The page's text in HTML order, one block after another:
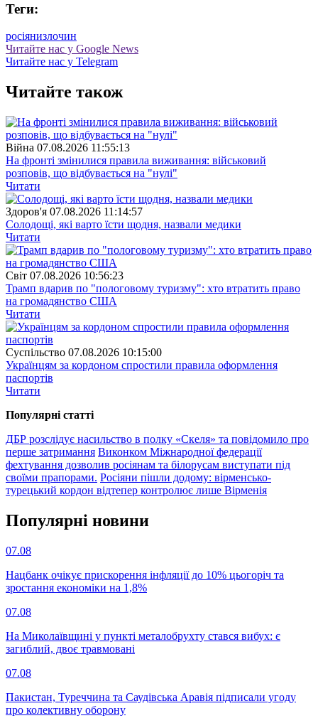
Теги:
росіянизлочин
Читайте нас у Google News
Читайте нас у Telegram
Читайте також
Війна 07.08.2026 11:55:13
На фронті змінилися правила виживання: військовий
розповів, що відбувається на "нулі"
Читати
Здоров'я 07.08.2026 11:14:57
Солодощі, які варто їсти щодня, назвали медики
Читати
Свiт 07.08.2026 10:56:23
Трамп вдарив по "пологовому туризму": хто втратить право
на громадянство США
Читати
Суспiльство 07.08.2026 10:15:00
Українцям за кордоном спростили правила оформлення
паспортів
Читати
Популярнi статтi
ДБР розслідує насильство в полку «Скеля» та повідомило про
перше затримання Виконком Міжнародної федерації
фехтування дозволив росіянам та білорусам виступати під
своїми прапорами. Росіяни пішли додому: вірменсько-
турецький кордон відтепер контролює лише Вірменія
Популярнi новини
07.08
Нацбанк очікує прискорення інфляції до 10% цьогоріч та
зростання економіки на 1,8%
07.08
На Миколаївщині у пункті металобрухту стався вибух: є
загиблий, двоє травмовані
07.08
Пакистан, Туреччина та Саудівська Аравія підписали угоду
про колективну оборону